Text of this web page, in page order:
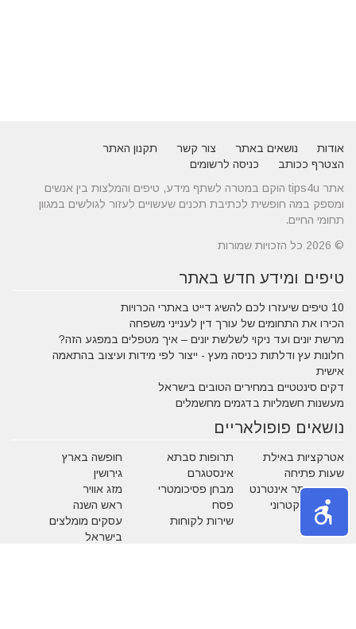
אודות נושאים באתר צור קשר
תקנון האתר
הצטרף ככותב
כניסה לרשומים
אתר tips4u הוקם במטרה לשתף מידע, טיפים והמלצות בין אנשים
ומספק במה חופשית לכתיבת תכנים שעשויים לעזור לגולשים במגוון
תחומי החיים.
© 2026 כל הזכויות שמורות
טיפים ומידע חדש באתר
10 טיפים שיעזרו לכם להשיג דייט באתרי הכרויות
הכירו את התחומים של עורך דין לענייני משפחה
מרשת יונים ועד ניקוי לשלשת יונים – איך מטפלים במפגע הזה?
חלונות עץ ודלתות כניסה מעץ - ייצור לפי מידות ועיצוב בהתאמה
אישית
דקים סינטטיים במחירים הטובים בישראל
מעשנות חשמליות בדגמים מחשמלים
נושאים פופולאריים
אטרקציות באילת תרופות סבתא
חופשה בארץ
שעות פתיחה
אינסטגרם
גירושין
הקמת אתר אינטרנט
מבחן פסיכומטרי
מזג אוויר
מסחר אלקטרוני
פסח
ראש השנה
צוואה
שירות לקוחות
עסקים מומלצים
בישראל